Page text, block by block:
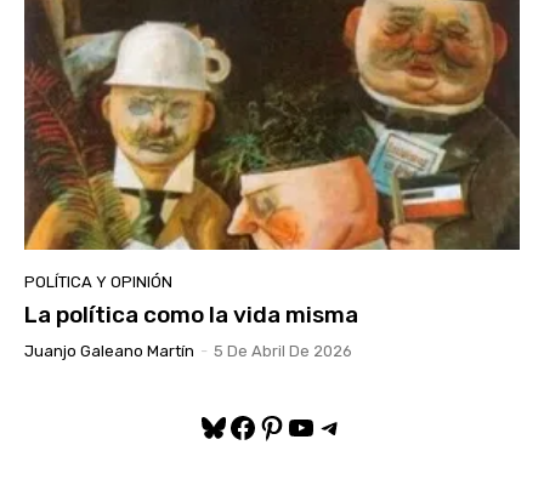
POLÍTICA Y OPINIÓN
La política como la vida misma
Juanjo Galeano Martín - 5 De Abril De 2026
Bluesky
Facebook
Pinterest
YouTube
Telegram